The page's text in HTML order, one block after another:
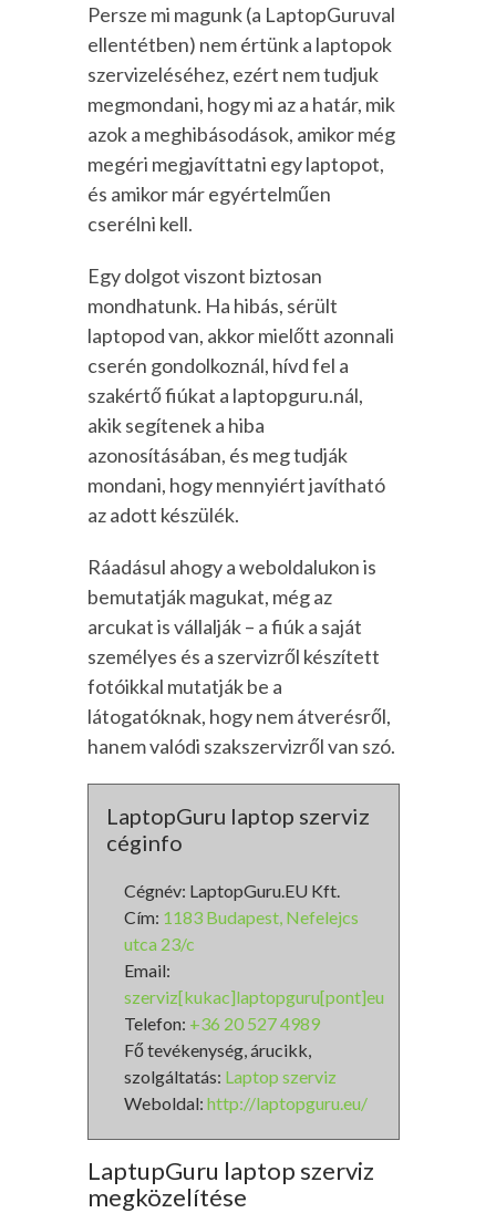
Persze mi magunk (a LaptopGuruval
ellentétben) nem értünk a laptopok
szervizeléséhez, ezért nem tudjuk
megmondani, hogy mi az a határ, mik
azok a meghibásodások, amikor még
megéri megjavíttatni egy laptopot,
és amikor már egyértelműen
cserélni kell.
Egy dolgot viszont biztosan
mondhatunk. Ha hibás, sérült
laptopod van, akkor mielőtt azonnali
cserén gondolkoznál, hívd fel a
szakértő fiúkat a laptopguru.nál,
akik segítenek a hiba
azonosításában, és meg tudják
mondani, hogy mennyiért javítható
az adott készülék.
Ráadásul ahogy a weboldalukon is
bemutatják magukat, még az
arcukat is vállalják – a fiúk a saját
személyes és a szervizről készített
fotóikkal mutatják be a
látogatóknak, hogy nem átverésről,
hanem valódi szakszervizről van szó.
LaptopGuru laptop szerviz
céginfo
Cégnév: LaptopGuru.EU Kft.
Cím: 1183 Budapest, Nefelejcs
utca 23/c
Email:
szerviz[kukac]laptopguru[pont]eu
Telefon: +36 20 527 4989
Fő tevékenység, árucikk,
szolgáltatás: Laptop szerviz
Weboldal: http://laptopguru.eu/
LaptupGuru laptop szerviz
megközelítése